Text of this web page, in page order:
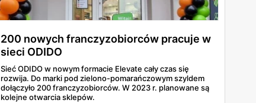
200 nowych franczyzobiorców pracuje w
sieci ODIDO
Sieć ODIDO w nowym formacie Elevate cały czas się
rozwija. Do marki pod zielono-pomarańczowym szyldem
dołączyło 200 franczyzobiorców. W 2023 r. planowane są
kolejne otwarcia sklepów.